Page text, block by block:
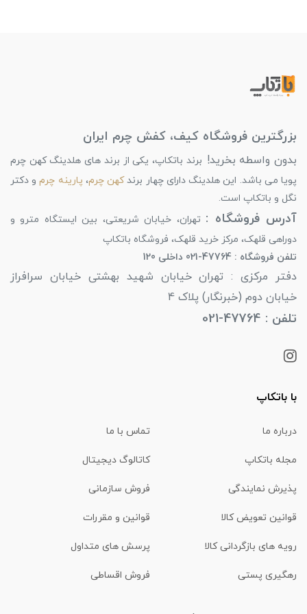
بزرگترین فروشگاه کیف، کفش چرم ایران
بدون واسطه بخرید! برند باتکاپ، یکی از برند های هلدینگ کهن چرم
پویا می باشد. این هلدینگ دارای چهار برندکهن چرم، پارینه چرمو دکتر
نگل و باتکاپ است.
آدرس فروشگاه : تهران، خیابان شریعتی، بین ایستگاه مترو و
دوراهی قلهک، مرکز خرید قلهک، فروشگاه باتکاپ
تلفن فروشگاه : 47764-021 داخلی 120
دفتر مرکزی : تهران خیابان شهید بهشتی خیابان سرافراز
خیابان دوم (خبرنگار) پلاک 4
تلفن : 47764-021
با باتکاپ
درباره ما تماس با ما
مجله باتکاپ کاتالوگ دیجیتال
پذیرش نمایندگی فروش سازمانی
قوانین تعویض کالا قوانین و مقررات
رویه های بازگردانی کالا پرسش های متداول
رهگیری پستی فروش اقساطی